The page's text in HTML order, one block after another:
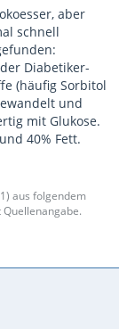
aber
schnell
Diabetiker-
(häufig Sorbitol
und
mit Glukose.
40% Fett.
) aus folgendem